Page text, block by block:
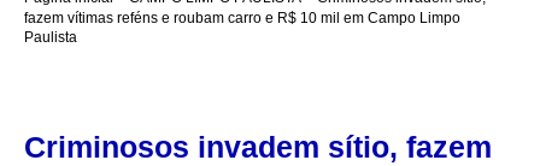
fazem vítimas reféns e roubam carro e R$ 10 mil em Campo Limpo
Paulista
Criminosos invadem sítio, fazem